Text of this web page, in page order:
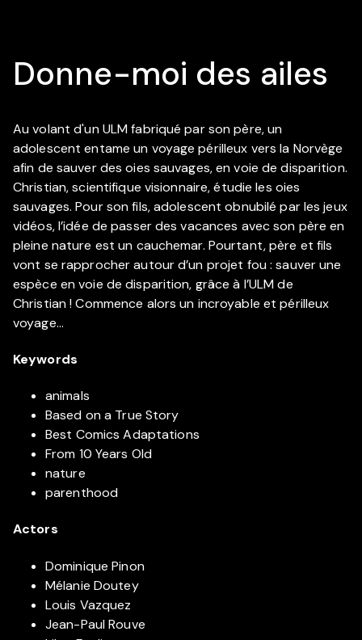
Donne-moi des ailes
Au volant d'un ULM fabriqué par son père, un
adolescent entame un voyage périlleux vers la Norvège
afin de sauver des oies sauvages, en voie de disparition.
Christian, scientifique visionnaire, étudie les oies
sauvages. Pour son fils, adolescent obnubilé par les jeux
vidéos, l’idée de passer des vacances avec son père en
pleine nature est un cauchemar. Pourtant, père et fils
vont se rapprocher autour d’un projet fou : sauver une
espèce en voie de disparition, grâce à l’ULM de
Christian ! Commence alors un incroyable et périlleux
voyage...
Keywords
animals
Based on a True Story
Best Comics Adaptations
From 10 Years Old
nature
parenthood
Actors
Dominique Pinon
Mélanie Doutey
Louis Vazquez
Jean-Paul Rouve